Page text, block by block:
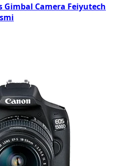
Gimbal Camera Feiyutech